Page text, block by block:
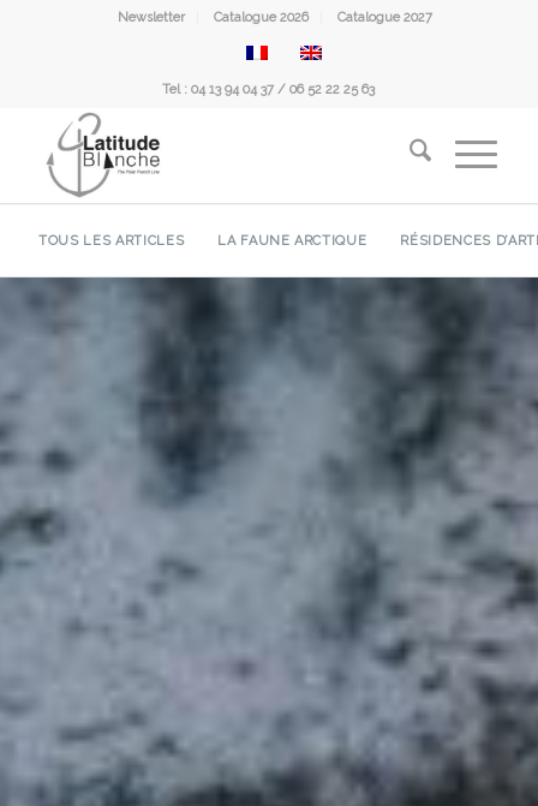
Newsletter Catalogue 2026 Catalogue 2027
Tel : 04 13 94 04 37 / 06 52 22 25 63
TOUS LES ARTICLES LA FAUNE ARCTIQUE RÉSIDENCES